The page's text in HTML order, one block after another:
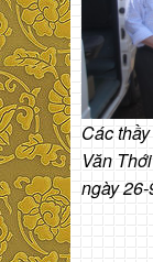
Các
Văn
ngày